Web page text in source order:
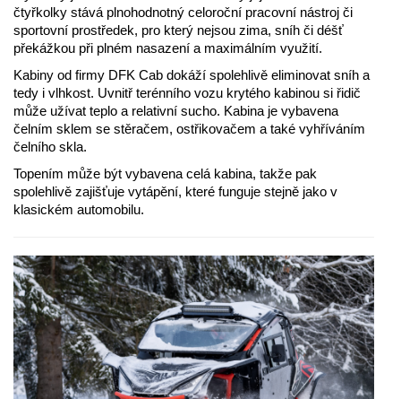
čtyřkolky stává plnohodnotný celoroční pracovní nástroj či
sportovní prostředek, pro který nejsou zima, sníh či déšť
překážkou při plném nasazení a maximálním využití.
Kabiny od firmy DFK Cab dokáží spolehlivě eliminovat sníh a
tedy i vlhkost. Uvnitř terénního vozu krytého kabinou si řidič
může užívat teplo a relativní sucho. Kabina je vybavena
čelním sklem se stěračem, ostřikovačem a také vyhříváním
čelního skla.
Topením může být vybavena celá kabina, takže pak
spolehlivě zajišťuje vytápění, které funguje stejně jako v
klasickém automobilu.